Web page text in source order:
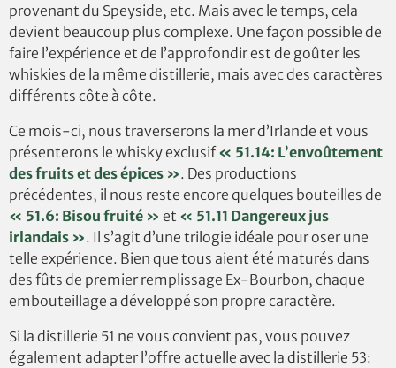
provenant du Speyside, etc. Mais avec le temps, cela
devient beaucoup plus complexe. Une façon possible de
faire l’expérience et de l’approfondir est de goûter les
whiskies de la même distillerie, mais avec des caractères
différents côte à côte.
Ce mois-ci, nous traverserons la mer d’Irlande et vous
présenterons le whisky exclusif« 51.14: L’envoûtement
des fruits et des épices ». Des productions
précédentes, il nous reste encore quelques bouteilles de
« 51.6: Bisou fruité » et « 51.11 Dangereux jus
irlandais ». Il s’agit d’une trilogie idéale pour oser une
telle expérience. Bien que tous aient été maturés dans
des fûts de premier remplissage Ex-Bourbon, chaque
embouteillage a développé son propre caractère.
Si la distillerie 51 ne vous convient pas, vous pouvez
également adapter l’offre actuelle avec la distillerie 53: